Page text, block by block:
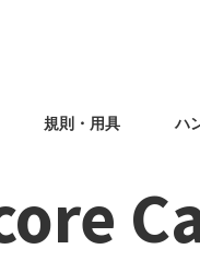
規則・用具 ハ